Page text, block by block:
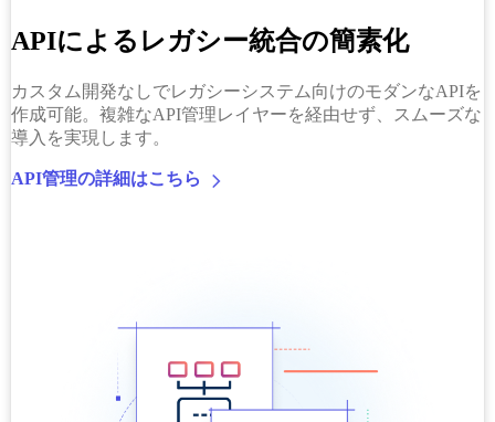
APIによるレガシー統合の簡素化
カスタム開発なしでレガシーシステム向けのモダンなAPIを
作成可能。複雑なAPI管理レイヤーを経由せず、スムーズな
導入を実現します。
API管理の詳細はこちら